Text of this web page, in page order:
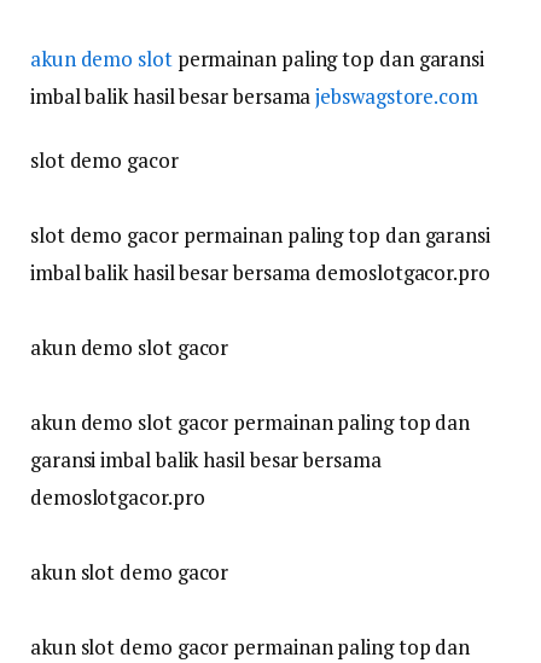
akun demo slotpermainan paling top dan garansi
imbal balik hasil besar bersamajebswagstore.com
slot demo gacor
slot demo gacor permainan paling top dan garansi
imbal balik hasil besar bersama demoslotgacor.pro
akun demo slot gacor
akun demo slot gacor permainan paling top dan
garansi imbal balik hasil besar bersama
demoslotgacor.pro
akun slot demo gacor
akun slot demo gacor permainan paling top dan